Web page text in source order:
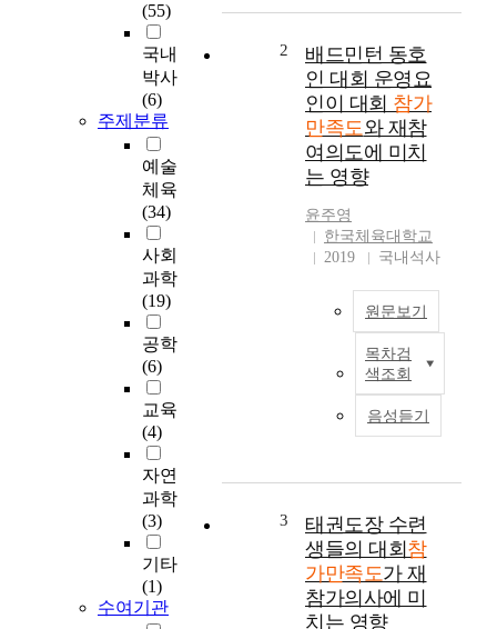
(55)
국내
박사
(6)
주제분류
예술
체육
(34)
사회
과학
(19)
공학
(6)
교육
(4)
자연
과학
(3)
기타
(1)
수여기관
fine the difference of
motivation and
satisfaction vital
statistics. For this
study, the
questionnaire research
of 446 people from
centers of seoul area (S
sports center is located
in Nowon-gu and J
sports center is located
in Jungnang-gu, R
sports center) as July,
2003. It was used the
way ANOVA and t-Test
to analyze motivation
and satisfaction in
times a week and they
are more than 19years
old. As a result, the
following finding were
obtained: First, The
motivation of the
2
배드민턴 동호
인 대회 운영요
인이 대회 참가
만족도와 재참
여의도에 미치
는 영향
윤주영
한국체육대학교
2019
국내석사
원문보기
목차검
색조회
음성듣기
3
태권도장 수련
생들의 대회 참
가만족도가 재
참가의사에 미
치는 영향